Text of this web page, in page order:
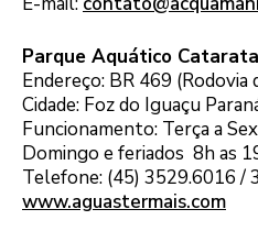
Parque Aquático
Endereço: BR 469 (Rodovia
Cidade: Foz do Iguaçu
Funcionamento: Terça a
Domingo e feriados 8h as
Telefone: (45) 3529.6016 /
www.aguastermais.com